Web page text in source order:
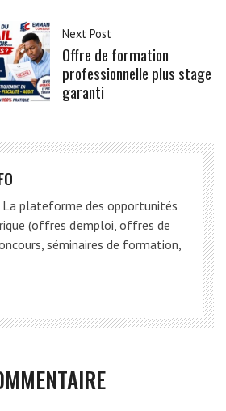
Next Post
Offre de formation
professionnelle plus stage
garanti
La plateforme des opportunités
(offres d'emploi, offres de
séminaires de formation,